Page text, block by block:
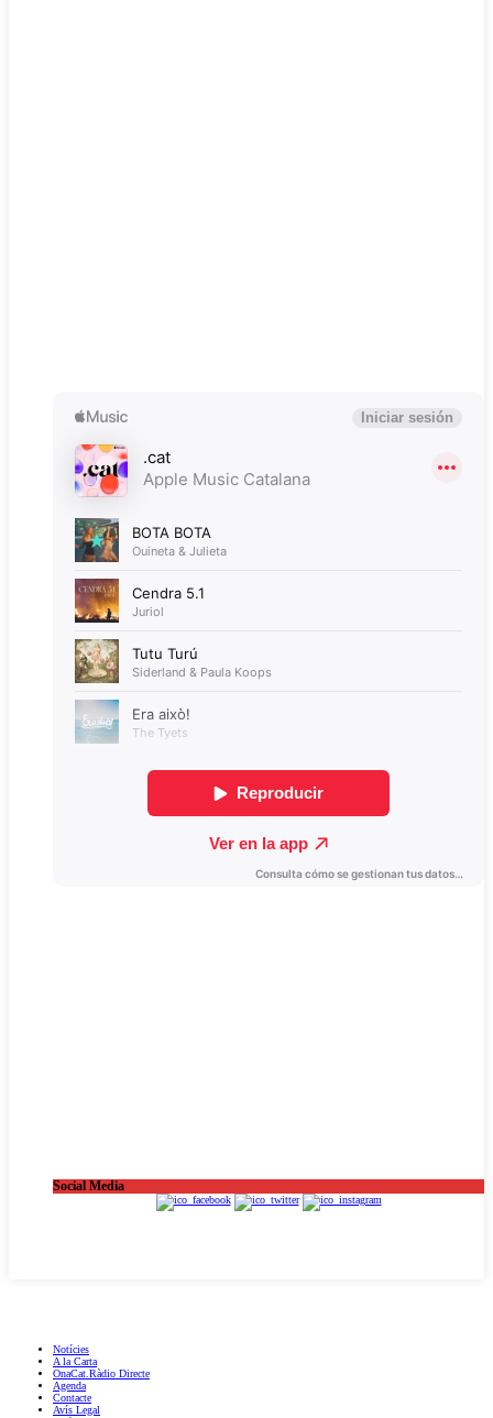
Social Media
Notícies
A la Carta
OnaCat.Ràdio Directe
Agenda
Contacte
Avís Legal